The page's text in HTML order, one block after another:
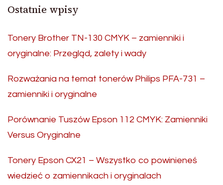
Ostatnie wpisy
Tonery Brother TN-130 CMYK – zamienniki i
oryginalne: Przegląd, zalety i wady
Rozważania na temat tonerów Philips PFA-731 –
zamienniki i oryginalne
Porównanie Tuszów Epson 112 CMYK: Zamienniki
Versus Oryginalne
Tonery Epson CX21 – Wszystko co powinieneś
wiedzieć o zamiennikach i oryginalach